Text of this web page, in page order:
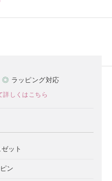
◎ ラッピング対応
詳しくはこちら
ット
ン